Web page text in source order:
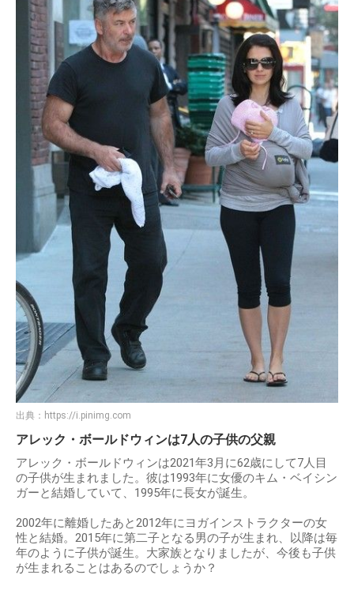
出典： https://i.pinimg.com
アレック・ボールドウィンは7人の子供の父親
アレック・ボールドウィンは2021年3月に62歳にして7人目
の子供が生まれました。彼は1993年に女優のキム・ベイシン
ガーと結婚していて、1995年に長女が誕生。
2002年に離婚したあと2012年にヨガインストラクターの女
性と結婚。2015年に第二子となる男の子が生まれ、以降は毎
年のように子供が誕生。大家族となりましたが、今後も子供
が生まれることはあるのでしょうか？